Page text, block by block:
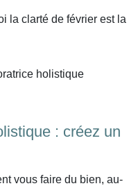
la clarté de février est la
: créez un
vous faire du bien, au-